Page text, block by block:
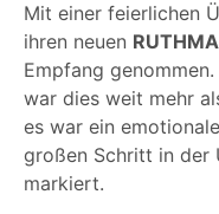
Mit einer feierlichen
ihren neuen
Empfang
war dies weit mehr
es war ein
großen Schritt in der
markiert.